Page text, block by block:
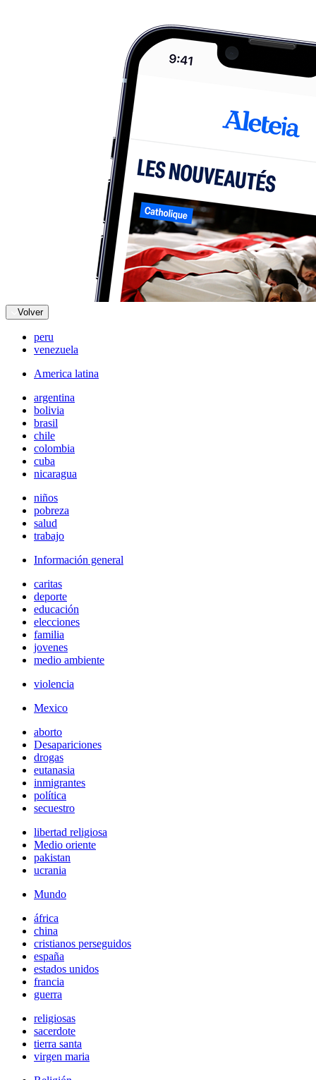
Volver
peru
venezuela
America latina
argentina
bolivia
brasil
chile
colombia
cuba
nicaragua
niños
pobreza
salud
trabajo
Información general
caritas
deporte
educación
elecciones
familia
jovenes
medio ambiente
violencia
Mexico
aborto
Desapariciones
drogas
eutanasia
inmigrantes
política
secuestro
libertad religiosa
Medio oriente
pakistan
ucrania
Mundo
áfrica
china
cristianos perseguidos
españa
estados unidos
francia
guerra
religiosas
sacerdote
tierra santa
virgen maria